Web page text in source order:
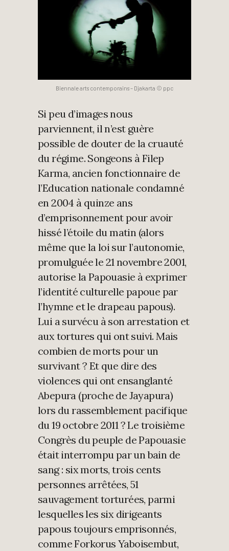
Biennale arts contemporains – Djakarta © ppc
Si peu d’images nous
parviennent, il n’est guère
possible de douter de la cruauté
du régime. Songeons à Filep
Karma, ancien fonctionnaire de
l’Education nationale condamné
en 2004 à quinze ans
d’emprisonnement pour avoir
hissé l’étoile du matin (alors
même que la loi sur l’autonomie,
promulguée le 21 novembre 2001,
autorise la Papouasie à exprimer
l’identité culturelle papoue par
l’hymne et le drapeau papous).
Lui a survécu à son arrestation et
aux tortures qui ont suivi. Mais
combien de morts pour un
survivant ? Et que dire des
violences qui ont ensanglanté
Abepura (proche de Jayapura)
lors du rassemblement pacifique
du 19 octobre 2011 ? Le troisième
Congrès du peuple de Papouasie
était interrompu par un bain de
sang : six morts, trois cents
personnes arrêtées, 51
sauvagement torturées, parmi
lesquelles les six dirigeants
papous toujours emprisonnés,
comme Forkorus Yaboisembut,